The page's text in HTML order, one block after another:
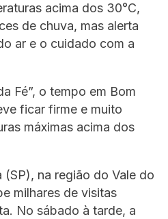
acima dos 30°C,
de chuva, mas alerta
ar e o cuidado com a
Fé”, o tempo em Bom
ficar firme e muito
máximas acima dos
na região do Vale do
milhares de visitas
No sábado à tarde, a